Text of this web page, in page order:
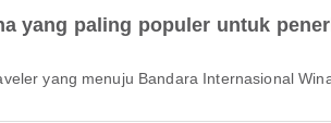
yang paling populer untuk
yang menuju Bandara Internasional